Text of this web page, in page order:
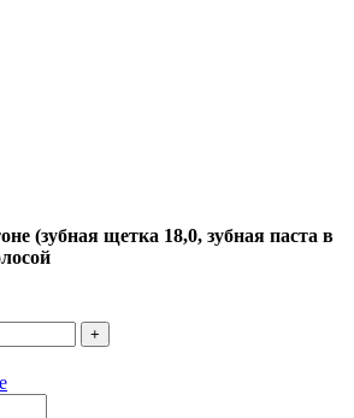
(зубная щетка 18,0, зубная паста в